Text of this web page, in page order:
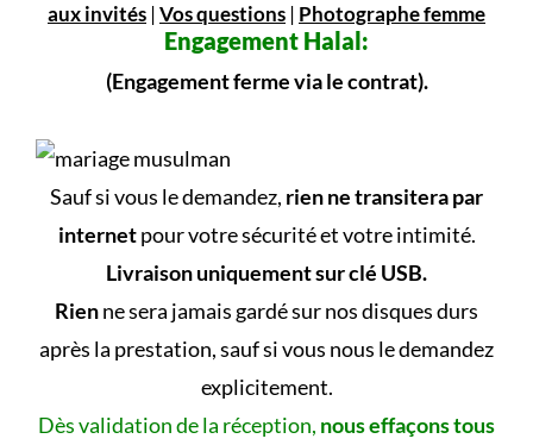
aux invités |Vos questions | Photographe femme
Engagement Halal:
(Engagement ferme via le contrat).
Sauf si vous le demandez, rien ne transitera par
internetpour votre sécurité et votre intimité.
Livraison uniquement sur clé USB.
Rienne sera jamais gardé sur nos disques durs
après la prestation, sauf si vous nous le demandez
explicitement.
Dès validation de la réception, nous effaçons tous